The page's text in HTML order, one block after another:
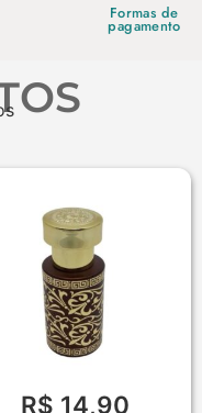
Formas de
pagamento
R$ 14,90